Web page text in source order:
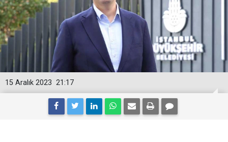
21:17
15 Aralık 2023